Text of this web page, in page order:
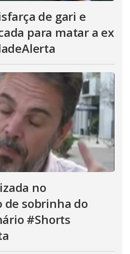
de gari e
para matar a ex
no
sobrinha do
#Shorts